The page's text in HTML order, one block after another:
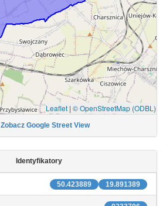
Leaflet | © OpenStreetMap (ODBL)
Zobacz Google Street View
Identyfikatory
19.891389
50.423889